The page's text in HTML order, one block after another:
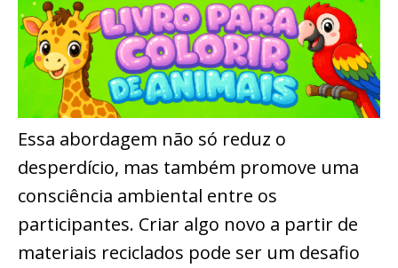
Essa abordagem não só reduz o
desperdício, mas também promove uma
consciência ambiental entre os
participantes. Criar algo novo a partir de
materiais reciclados pode ser um desafio